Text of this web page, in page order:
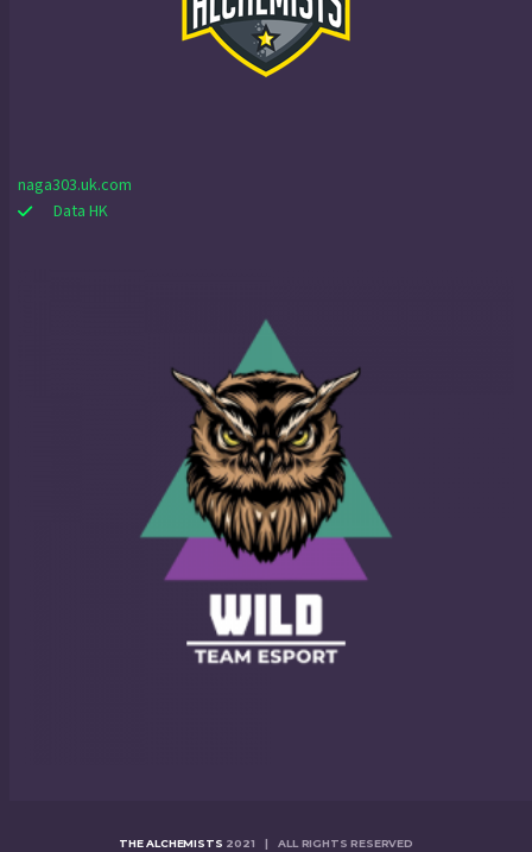
naga303.uk.com
Data HK
THE ALCHEMISTS 2021 | ALL RIGHTS RESERVED